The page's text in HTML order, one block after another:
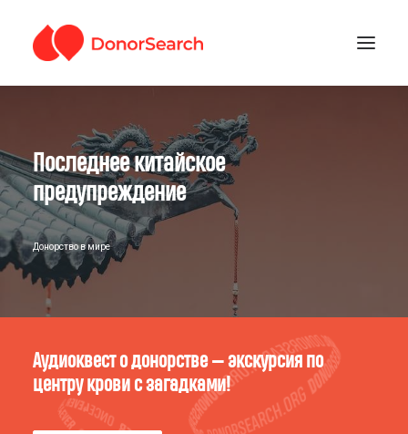
ЗАРЕГИСТРИРОВАТЬСЯ
ПОДДЕРЖАТЬ ПРОЕКТ
ГДЕ СДАТЬ КРОВЬ
Последнее китайское
предупреждение
Донорство в мире
Аудиоквест о донорстве — экскурсия по
центру крови с загадками!